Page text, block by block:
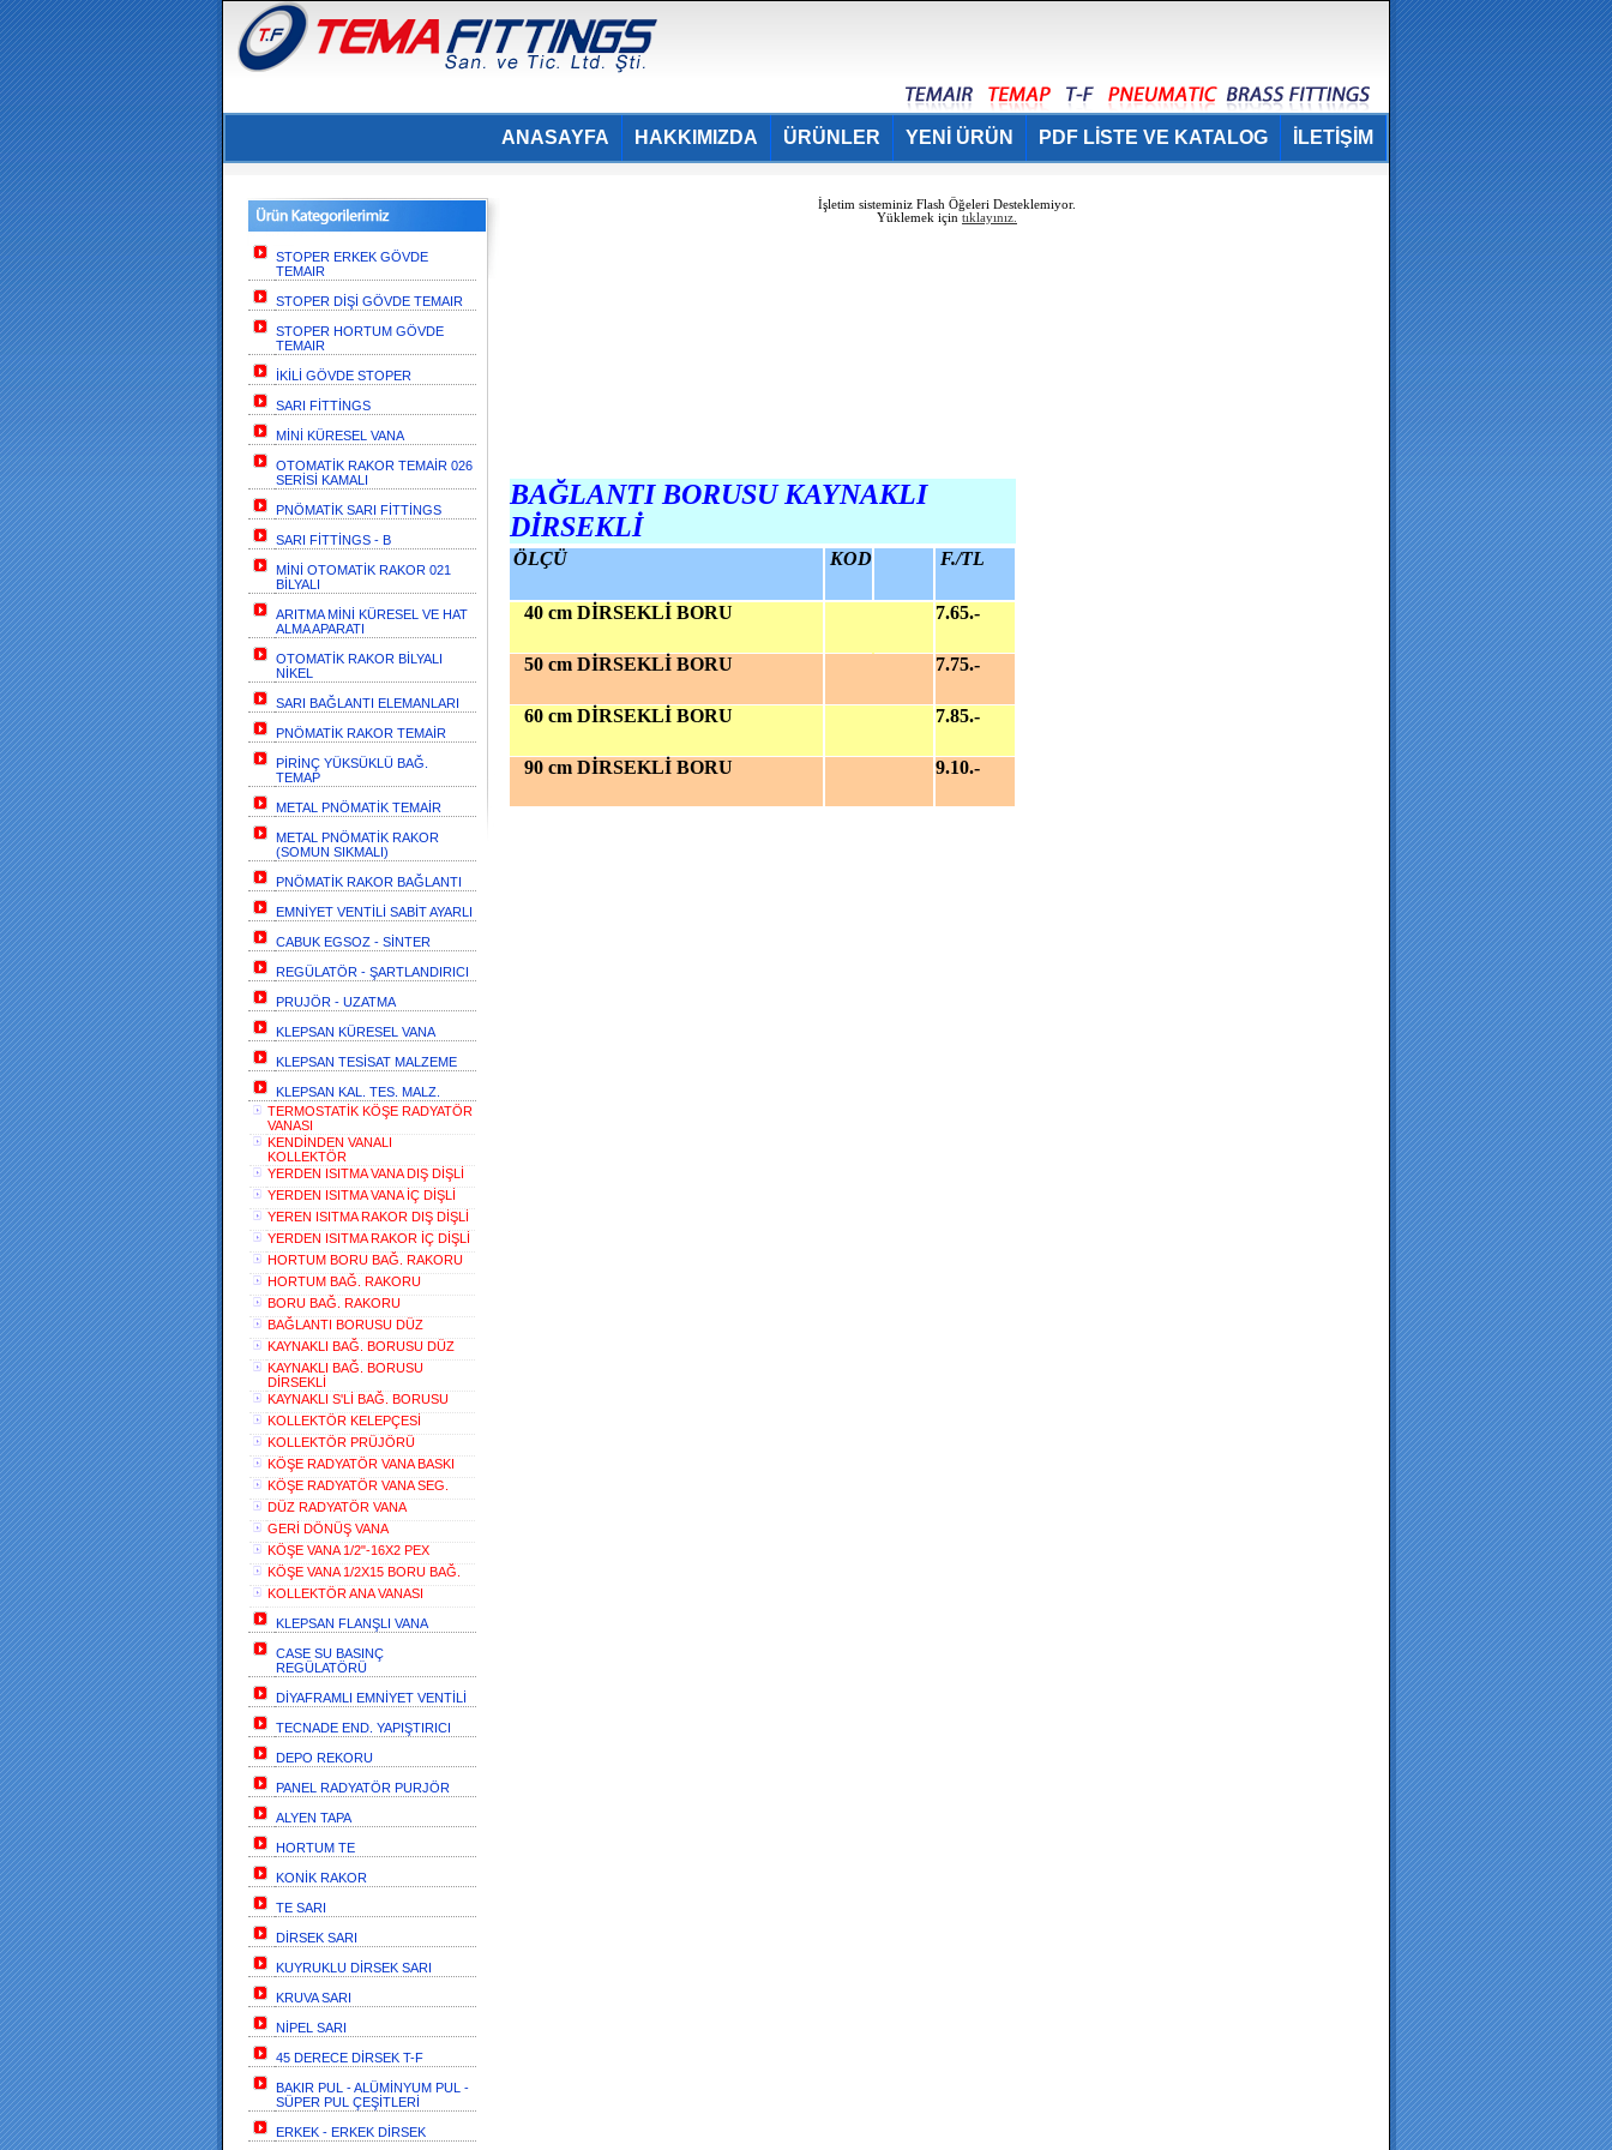
İLETİŞİM
PDF LİSTE VE KATALOG
YENİ ÜRÜN
ÜRÜNLER
HAKKIMIZDA
ANASAYFA
STOPER ERKEK GÖVDE
TEMAIR
STOPER DİŞİ GÖVDE TEMAIR
STOPER HORTUM GÖVDE
TEMAIR
İKİLİ GÖVDE STOPER
SARI FİTTİNGS
MİNİ KÜRESEL VANA
OTOMATİK RAKOR TEMAİR 026
SERİSİ KAMALI
PNÖMATİK SARI FİTTİNGS
SARI FİTTİNGS - B
MİNİ OTOMATİK RAKOR 021
BİLYALI
ARITMA MİNİ KÜRESEL VE HAT
ALMA APARATI
OTOMATİK RAKOR BİLYALI
NİKEL
SARI BAĞLANTI ELEMANLARI
PNÖMATİK RAKOR TEMAİR
PİRİNÇ YÜKSÜKLÜ BAĞ.
TEMAP
METAL PNÖMATİK TEMAİR
METAL PNÖMATİK RAKOR
(SOMUN SIKMALI)
PNÖMATİK RAKOR BAĞLANTI
EMNİYET VENTİLİ SABİT AYARLI
CABUK EGSOZ - SİNTER
REGÜLATÖR - ŞARTLANDIRICI
PRUJÖR - UZATMA
KLEPSAN KÜRESEL VANA
KLEPSAN TESİSAT MALZEME
KLEPSAN KAL. TES. MALZ.
TERMOSTATİK KÖŞE RADYATÖR
VANASI
KENDİNDEN VANALI
KOLLEKTÖR
YERDEN ISITMA VANA DIŞ DİŞLİ
YERDEN ISITMA VANA İÇ DİŞLİ
YEREN ISITMA RAKOR DIŞ DİŞLİ
YERDEN ISITMA RAKOR İÇ DİŞLİ
HORTUM BORU BAĞ. RAKORU
HORTUM BAĞ. RAKORU
BORU BAĞ. RAKORU
BAĞLANTI BORUSU DÜZ
KAYNAKLI BAĞ. BORUSU DÜZ
KAYNAKLI BAĞ. BORUSU
DİRSEKLİ
KAYNAKLI S'Lİ BAĞ. BORUSU
KOLLEKTÖR KELEPÇESİ
KOLLEKTÖR PRÜJÖRÜ
KÖŞE RADYATÖR VANA BASKI
KÖŞE RADYATÖR VANA SEG.
DÜZ RADYATÖR VANA
GERİ DÖNÜŞ VANA
KÖŞE VANA 1/2"-16X2 PEX
KÖŞE VANA 1/2X15 BORU BAĞ.
KOLLEKTÖR ANA VANASI
KLEPSAN FLANŞLI VANA
CASE SU BASINÇ
REGÜLATÖRÜ
DİYAFRAMLI EMNİYET VENTİLİ
TECNADE END. YAPIŞTIRICI
DEPO REKORU
PANEL RADYATÖR PURJÖR
ALYEN TAPA
HORTUM TE
KONİK RAKOR
TE SARI
DİRSEK SARI
KUYRUKLU DİRSEK SARI
KRUVA SARI
NİPEL SARI
45 DERECE DİRSEK T-F
BAKIR PUL - ALÜMİNYUM PUL -
SÜPER PUL ÇEŞİTLERİ
ERKEK - ERKEK DİRSEK
İşletim sisteminiz Flash Öğeleri Desteklemiyor.
Yüklemek için tıklayınız.
BAĞLANTI BORUSU KAYNAKLI
DİRSEKLİ
ÖLÇÜ KOD F./TL
40 cm DİRSEKLİ BORU 7.65.-
50 cm DİRSEKLİ BORU 7.75.-
60 cm DİRSEKLİ BORU 7.85.-
90 cm DİRSEKLİ BORU 9.10.-